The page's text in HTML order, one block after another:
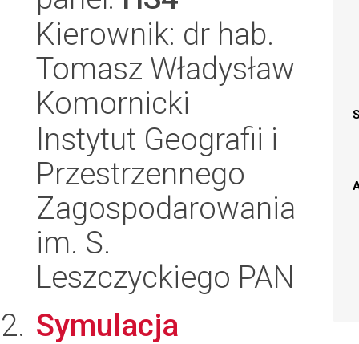
Kierownik: dr hab.
Tomasz Władysław
Komornicki
Instytut Geografii i
Przestrzennego
Zagospodarowania
im. S.
Leszczyckiego PAN
Symulacja